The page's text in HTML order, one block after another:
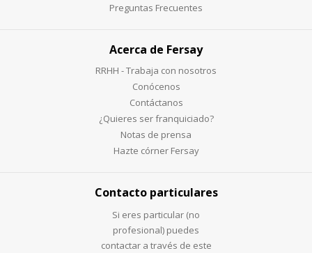
Preguntas Frecuentes
Acerca de Fersay
RRHH - Trabaja con nosotros
Conócenos
Contáctanos
¿Quieres ser franquiciado?
Notas de prensa
Hazte córner Fersay
Contacto particulares
Si eres particular (no
profesional) puedes
contactar a través de este